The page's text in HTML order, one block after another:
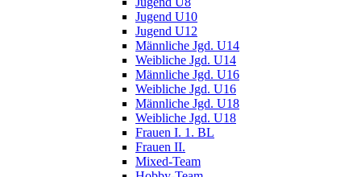
Jugend U10
Jugend U12
Männliche Jgd. U14
Weibliche Jgd. U14
Männliche Jgd. U16
Weibliche Jgd. U16
Männliche Jgd. U18
Weibliche Jgd. U18
Frauen I. 1. BL
Frauen II.
Mixed-Team